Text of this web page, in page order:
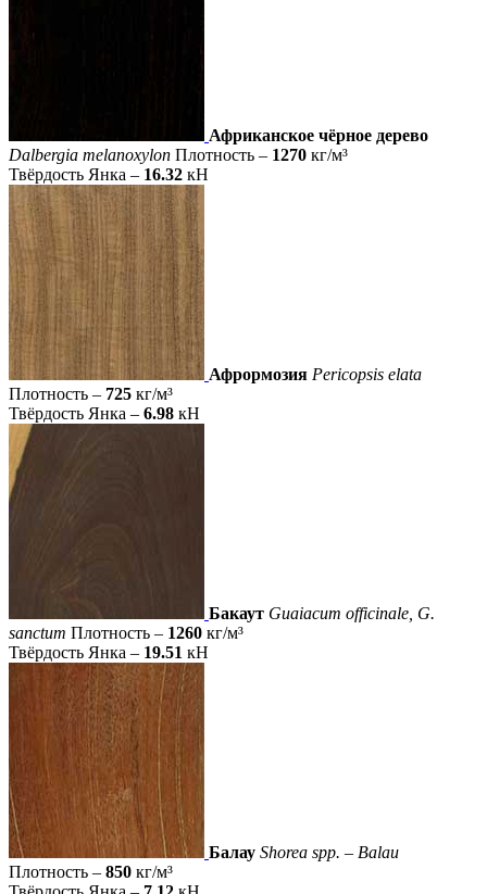
Африканское чёрное дерево
Dalbergia melanoxylon Плотность – 1270 кг/м³
Твёрдость Янка – 16.32 кН
Афрормозия Pericopsis elata
Плотность – 725 кг/м³
Твёрдость Янка – 6.98 кН
Бакаут Guaiacum officinale, G.
sanctum Плотность – 1260 кг/м³
Твёрдость Янка – 19.51 кН
Балау Shorea spp. – Balau
Плотность – 850 кг/м³